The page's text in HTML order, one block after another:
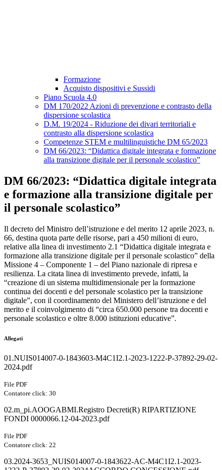
Formazione
Acquisto dispositivi e Sussidi
Piano Scuola 4.0
DM 170/2022 Azioni di prevenzione e contrasto della
dispersione scolastica
D.M. 19/2024 - Riduzione dei divari territoriali e
contrasto alla dispersione scolastica
Competenze STEM e multilinguistiche DM 65/2023
DM 66/2023: “Didattica digitale integrata e formazione
alla transizione digitale per il personale scolastico”
DM 66/2023: “Didattica digitale integrata
e formazione alla transizione digitale per
il personale scolastico”
Il decreto del Ministro dell’istruzione e del merito 12 aprile 2023, n.
66, destina quota parte delle risorse, pari a 450 milioni di euro,
relative alla linea di investimento 2.1 “Didattica digitale integrata e
formazione alla transizione digitale per il personale scolastico” della
Missione 4 – Componente 1 – del Piano nazionale di ripresa e
resilienza. La citata linea di investimento prevede, infatti, la
“creazione di un sistema multidimensionale per la formazione
continua dei docenti e del personale scolastico per la transizione
digitale”, con il coordinamento del Ministero dell’istruzione e del
merito e il coinvolgimento di “circa 650.000 persone tra docenti e
personale scolastico e oltre 8.000 istituzioni educative”.
Allegati
01.NUIS014007-0-1843603-M4C1I2.1-2023-1222-P-37892-29-02-
2024.pdf
File PDF
Contatore click: 30
02.m_pi.AOOGABMI.Registro Decreti(R) RIPARTIZIONE
FONDI 0000066.12-04-2023.pdf
File PDF
Contatore click: 22
03.2024-3653_NUIS014007-0-1843622-AC-M4C1I2.1-2023-